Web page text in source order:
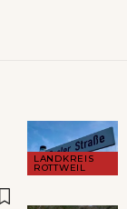
LANDKREIS
ROTTWEIL